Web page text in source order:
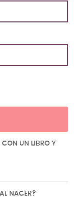
UN LIBRO Y
NACER?